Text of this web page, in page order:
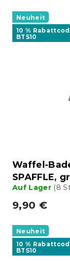
Neuheit
10 %
BTS10
Waffel-
SPAFFLE,
Auf Lager (8
9,90 €
Neuheit
10 %
BTS10